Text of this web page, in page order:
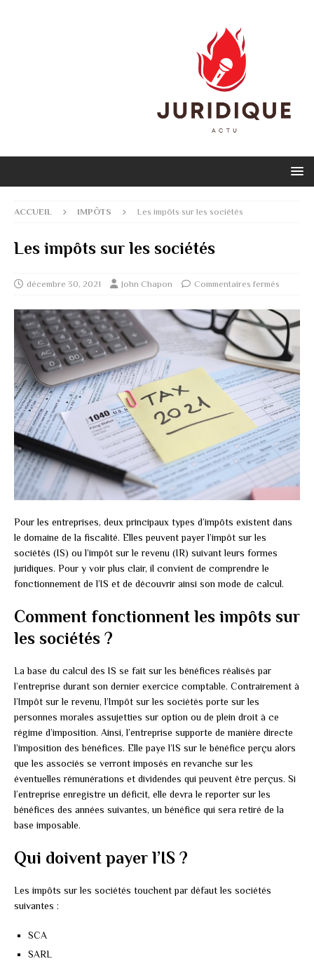
ACCUEIL IMPÔTS Les impôts sur les sociétés
Les impôts sur les sociétés
décembre 30, 2021 John Chapon Commentaires fermés
Pour les entreprises, deux principaux types d’impôts existent dans
le domaine de la fiscalité. Elles peuvent payer l’impôt sur les
sociétés (IS) ou l’impôt sur le revenu (IR) suivant leurs formes
juridiques. Pour y voir plus clair, il convient de comprendre le
fonctionnement de l’IS et de découvrir ainsi son mode de calcul.
Comment fonctionnent les impôts sur
les sociétés ?
La base du calcul des IS se fait sur les bénéfices réalisés par
l’entreprise durant son dernier exercice comptable. Contrairement à
l’Impôt sur le revenu, l’Impôt sur les sociétés porte sur les
personnes morales assujetties sur option ou de plein droit à ce
régime d’imposition. Ainsi, l’entreprise supporte de manière directe
l’imposition des bénéfices. Elle paye l’IS sur le bénéfice perçu alors
que les associés se verront imposés en revanche sur les
éventuelles rémunérations et dividendes qui peuvent être perçus. Si
l’entreprise enregistre un déficit, elle devra le reporter sur les
bénéfices des années suivantes, un bénéfice qui sera retiré de la
base imposable.
Qui doivent payer l’IS ?
Les impôts sur les sociétés touchent par défaut les sociétés
suivantes :
SCA
SARL